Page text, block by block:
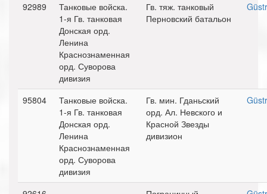
92989
Танковые войска.
1-я Гв. танковая
Донская орд.
Ленина
Краснознаменная
орд. Суворова
дивизия
Гв. тяж. танковый
Перновский батальон
95804
Танковые войска.
1-я Гв. танковая
Донская орд.
Ленина
Краснознаменная
орд. Суворова
дивизия
Гв. мин. Гданьский
орд. Ал. Невского и
Красной Звезды
дивизион